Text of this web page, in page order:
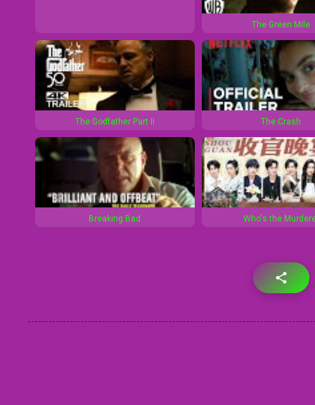
The Green Mile
The Godfather Part II The Crash
Breaking Bad Who's the